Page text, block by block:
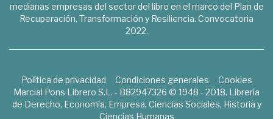
medianas empresas del sector del libro en el marco del Plan de
Recuperación, Transformación y Resiliencia. Convocatoria
2022.
Política de privacidad Condiciones generales
Cookies
Marcial Pons Librero S.L. - B82947326 © 1948 - 2018. Librería
de Derecho, Economía, Empresa, Ciencias Sociales, Historia y
Ciencias Humanas